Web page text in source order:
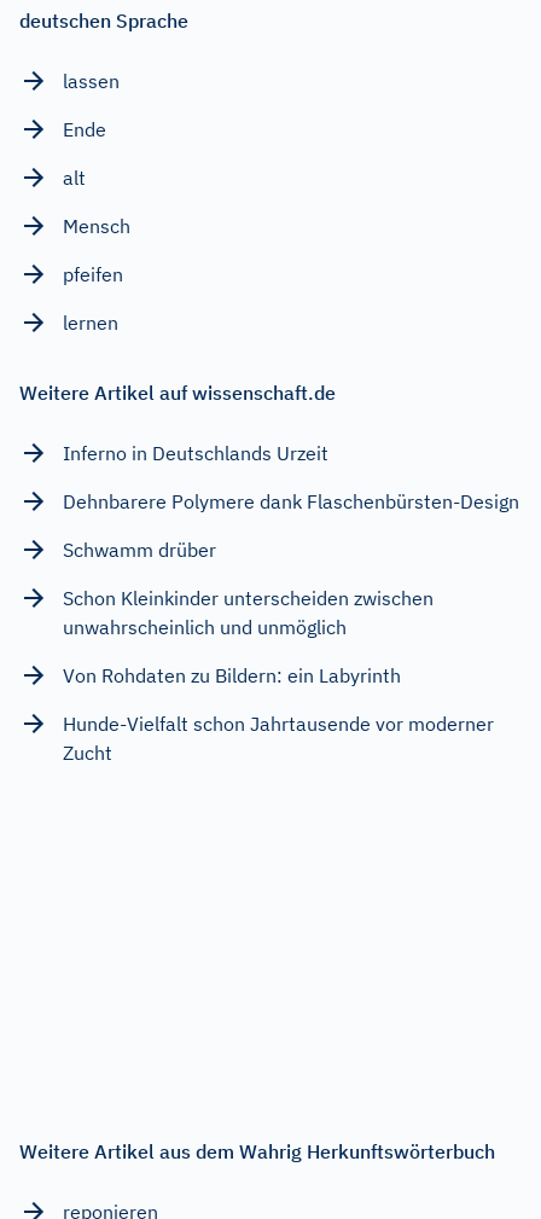
deutschen Sprache
lassen
Ende
alt
Mensch
pfeifen
lernen
Weitere Artikel auf wissenschaft.de
Inferno in Deutschlands Urzeit
Dehnbarere Polymere dank Flaschenbürsten-Design
Schwamm drüber
Schon Kleinkinder unterscheiden zwischen
unwahrscheinlich und unmöglich
Von Rohdaten zu Bildern: ein Labyrinth
Hunde-Vielfalt schon Jahrtausende vor moderner
Zucht
Weitere Artikel aus dem Wahrig Herkunftswörterbuch
reponieren